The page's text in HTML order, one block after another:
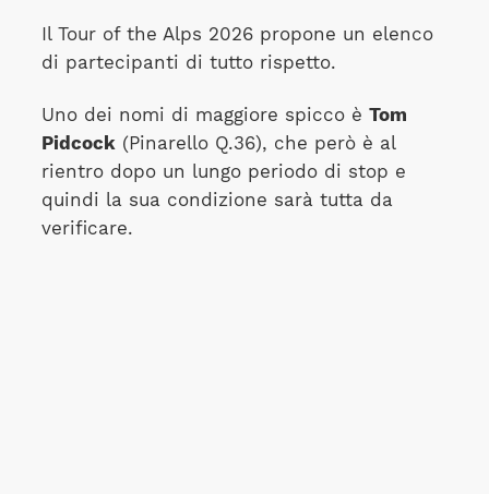
Il Tour of the Alps 2026 propone un elenco
di partecipanti di tutto rispetto.
Uno dei nomi di maggiore spicco è Tom
Pidcock(Pinarello Q.36), che però è al
rientro dopo un lungo periodo di stop e
quindi la sua condizione sarà tutta da
verificare.